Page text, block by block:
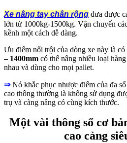
Xe nâng tay chân rộng đưa được
lớn từ 1000kg-1500kg. Vận chuyển
kềnh một cách dễ dàng.
Ưu điểm nổi trội của dòng xe này là
– 1400mm có thể nâng nhiều loại
nhau và dùng cho mọi pallet.
⇒Nó khắc phục nhược điểm của đa
cao thông thường là không sử dụng
trụ và càng nâng có cùng kích thước.
Một vài thông số cơ
cao càng